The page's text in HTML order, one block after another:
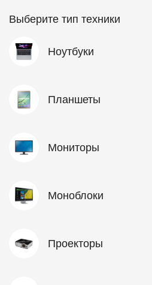
Выберите тип техники
Ноутбуки
Планшеты
Мониторы
Моноблоки
Проекторы